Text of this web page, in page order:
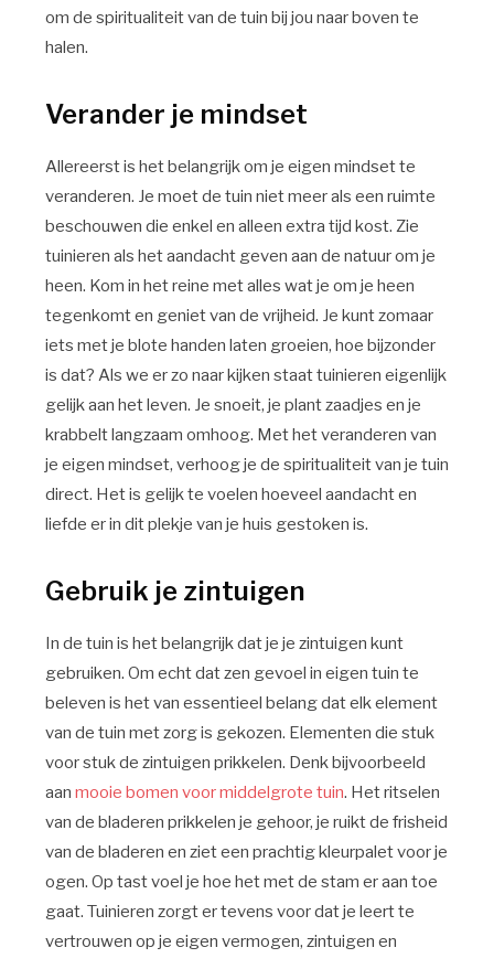
om de spiritualiteit van de tuin bij jou naar boven te
halen.
Verander je mindset
Allereerst is het belangrijk om je eigen mindset te
veranderen. Je moet de tuin niet meer als een ruimte
beschouwen die enkel en alleen extra tijd kost. Zie
tuinieren als het aandacht geven aan de natuur om je
heen. Kom in het reine met alles wat je om je heen
tegenkomt en geniet van de vrijheid. Je kunt zomaar
iets met je blote handen laten groeien, hoe bijzonder
is dat? Als we er zo naar kijken staat tuinieren eigenlijk
gelijk aan het leven. Je snoeit, je plant zaadjes en je
krabbelt langzaam omhoog. Met het veranderen van
je eigen mindset, verhoog je de spiritualiteit van je tuin
direct. Het is gelijk te voelen hoeveel aandacht en
liefde er in dit plekje van je huis gestoken is.
Gebruik je zintuigen
In de tuin is het belangrijk dat je je zintuigen kunt
gebruiken. Om echt dat zen gevoel in eigen tuin te
beleven is het van essentieel belang dat elk element
van de tuin met zorg is gekozen. Elementen die stuk
voor stuk de zintuigen prikkelen. Denk bijvoorbeeld
aan mooie bomen voor middelgrote tuin. Het ritselen
van de bladeren prikkelen je gehoor, je ruikt de frisheid
van de bladeren en ziet een prachtig kleurpalet voor je
ogen. Op tast voel je hoe het met de stam er aan toe
gaat. Tuinieren zorgt er tevens voor dat je leert te
vertrouwen op je eigen vermogen, zintuigen en